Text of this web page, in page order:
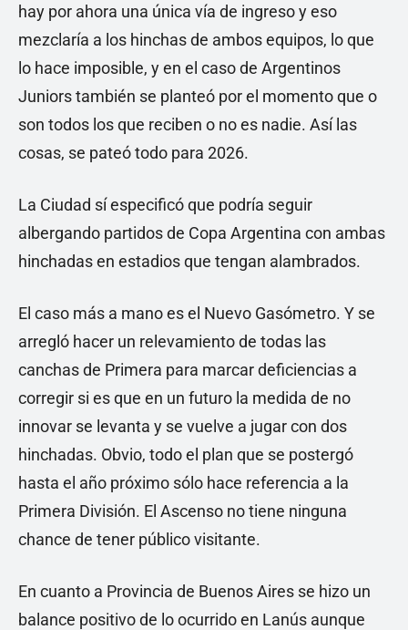
hay por ahora una única vía de ingreso y eso
mezclaría a los hinchas de ambos equipos, lo que
lo hace imposible, y en el caso de Argentinos
Juniors también se planteó por el momento que o
son todos los que reciben o no es nadie. Así las
cosas, se pateó todo para 2026.
La Ciudad sí especificó que podría seguir
albergando partidos de Copa Argentina con ambas
hinchadas en estadios que tengan alambrados.
El caso más a mano es el Nuevo Gasómetro. Y se
arregló hacer un relevamiento de todas las
canchas de Primera para marcar deficiencias a
corregir si es que en un futuro la medida de no
innovar se levanta y se vuelve a jugar con dos
hinchadas. Obvio, todo el plan que se postergó
hasta el año próximo sólo hace referencia a la
Primera División. El Ascenso no tiene ninguna
chance de tener público visitante.
En cuanto a Provincia de Buenos Aires se hizo un
balance positivo de lo ocurrido en Lanús aunque